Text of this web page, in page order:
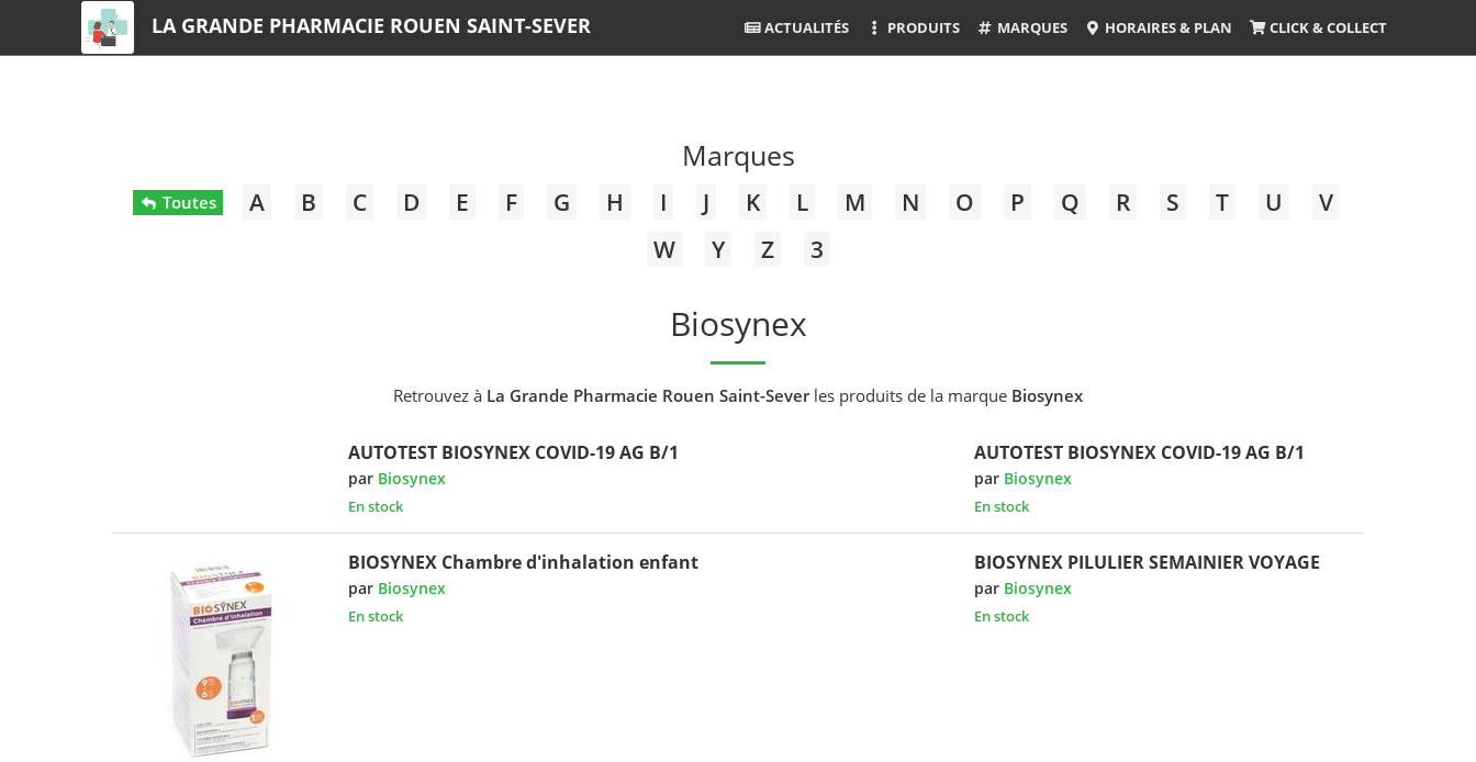
LA GRANDE PHARMACIE ROUEN SAINT-SEVER ACTUALITÉS PRODUITS MARQUES HORAIRES & PLAN CLICK & COLLECT
Marques
Toutes A B C D E F G H I J K L M N O P Q R S T U
V
W
Y Z 3
Biosynex
Retrouvez à La Grande Pharmacie Rouen Saint-Severles produits de la marque Biosynex
AUTOTEST BIOSYNEX COVID-19 AG B/1
par Biosynex
En stock
AUTOTEST BIOSYNEX COVID-19 AG B/1
par Biosynex
En stock
BIOSYNEX Chambre d'inhalation enfant
par Biosynex
En stock
BIOSYNEX PILULIER SEMAINIER VOYAGE
par Biosynex
En stock